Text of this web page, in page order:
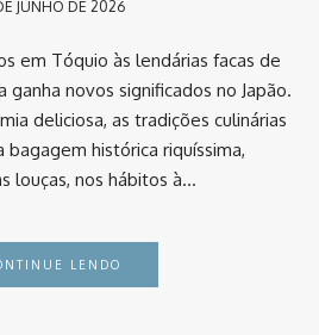
JUNHO DE 2026
em Tóquio às lendárias facas de
ganha novos significados no Japão.
deliciosa, as tradições culinárias
bagagem histórica riquíssima,
louças, nos hábitos à…
LENDO